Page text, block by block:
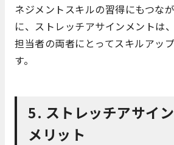
ネジメントスキルの習得にもつな
に、ストレッチアサインメントは
担当者の両者にとってスキルアッ
す。
5. ストレッチアサイ
メリット